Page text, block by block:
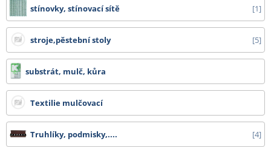
stínovky, stínovací sítě 1
stroje,pěstební stoly 5
substrát, mulč, kůra
Textilie mulčovací
Truhlíky, podmisky,.... 4